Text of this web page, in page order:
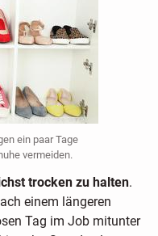
ein paar Tage
vermeiden.
trocken zu halten.
einem längeren
Tag im Job mitunter